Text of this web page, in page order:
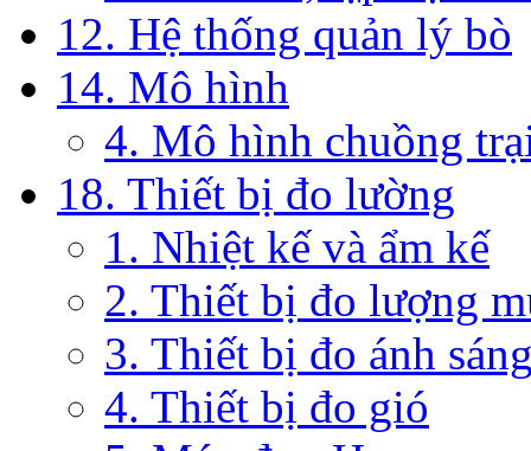
12. Hệ thống quản lý bò
14. Mô hình
4. Mô hình chuồng
18. Thiết bị đo lường
1. Nhiệt kế và ẩm kế
2. Thiết bị đo lượng
3. Thiết bị đo ánh
4. Thiết bị đo gió